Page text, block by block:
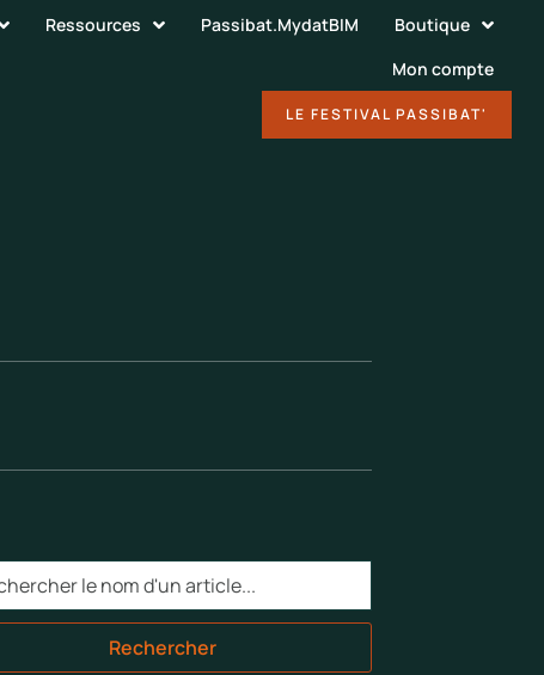
Ressources Passibat.MydatBIM
Boutique
Mon compte
LE FESTIVAL PASSIBAT'
Rechercher